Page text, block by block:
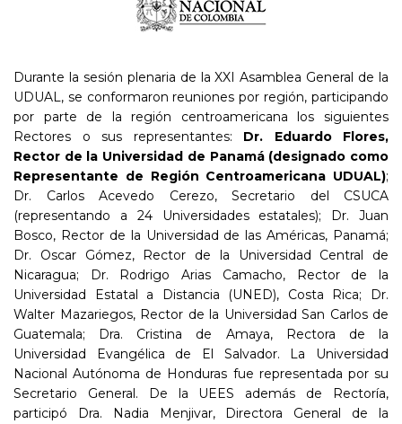
Durante la sesión plenaria de la XXI Asamblea General de la
UDUAL, se conformaron reuniones por región, participando
por parte de la región centroamericana los siguientes
Rectores o sus representantes: Dr. Eduardo Flores,
Rector de la Universidad de Panamá (designado como
Representante de Región Centroamericana UDUAL);
Dr. Carlos Acevedo Cerezo, Secretario del CSUCA
(representando a 24 Universidades estatales); Dr. Juan
Bosco, Rector de la Universidad de las Américas, Panamá;
Dr. Oscar Gómez, Rector de la Universidad Central de
Nicaragua; Dr. Rodrigo Arias Camacho, Rector de la
Universidad Estatal a Distancia (UNED), Costa Rica; Dr.
Walter Mazariegos, Rector de la Universidad San Carlos de
Guatemala; Dra. Cristina de Amaya, Rectora de la
Universidad Evangélica de El Salvador. La Universidad
Nacional Autónoma de Honduras fue representada por su
Secretario General. De la UEES además de Rectoría,
participó Dra. Nadia Menjivar, Directora General de la